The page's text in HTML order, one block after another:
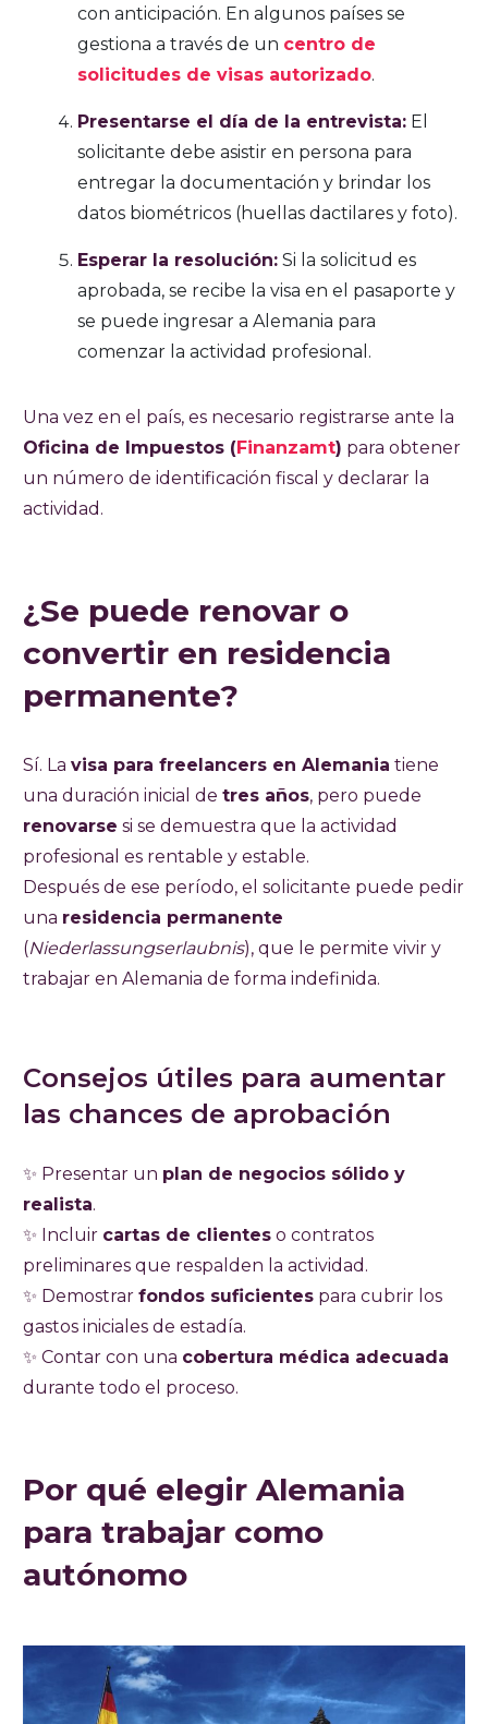
con anticipación. En algunos países se
gestiona a través de un centro de
solicitudes de visas autorizado.
Presentarse el día de la entrevista: El
solicitante debe asistir en persona para
entregar la documentación y brindar los
datos biométricos (huellas dactilares y foto).
Esperar la resolución: Si la solicitud es
aprobada, se recibe la visa en el pasaporte y
se puede ingresar a Alemania para
comenzar la actividad profesional.
Una vez en el país, es necesario registrarse ante la
Oficina de Impuestos (Finanzamt) para obtener
un número de identificación fiscal y declarar la
actividad.
¿Se puede renovar o
convertir en residencia
permanente?
Sí. La visa para freelancers en Alemania tiene
una duración inicial de tres años, pero puede
renovarse si se demuestra que la actividad
profesional es rentable y estable.
Después de ese período, el solicitante puede pedir
una residencia permanente
(Niederlassungserlaubnis), que le permite vivir y
trabajar en Alemania de forma indefinida.
Consejos útiles para aumentar
las chances de aprobación
✨ Presentar un plan de negocios sólido y
realista.
✨ Incluir cartas de clientes o contratos
preliminares que respalden la actividad.
✨ Demostrar fondos suficientes para cubrir los
gastos iniciales de estadía.
✨ Contar con una cobertura médica adecuada
durante todo el proceso.
Por qué elegir Alemania
para trabajar como
autónomo